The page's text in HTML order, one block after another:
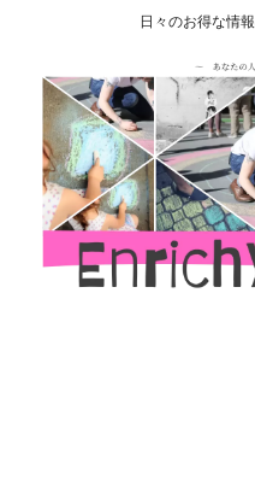
日々のお得な情